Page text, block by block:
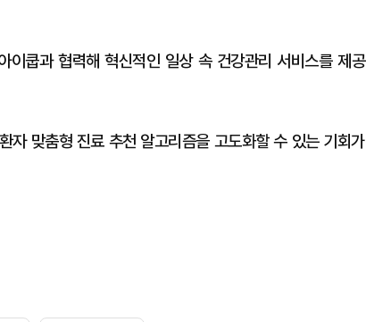
쿱과 협력해 혁신적인 일상 속 건강관리 서비스를 제공
자 맞춤형 진료 추천 알고리즘을 고도화할 수 있는 기회가